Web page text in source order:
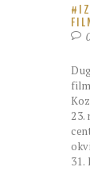
23.
31.